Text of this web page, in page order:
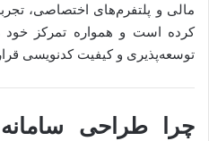
مالی و پلتفرم‌های اختصاصی،
کرده است و همواره تمرکز خود
توسعه‌پذیری و کیفیت کدنویسی
چرا طراحی